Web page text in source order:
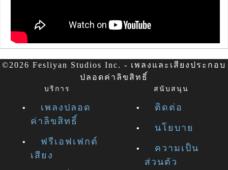
©2026 Fesliyan Studios Inc. - เพลงและเสียงประกอบ
ปลอดค่าลิขสิทธิ์
บริการ
เพลงปลอด
ค่าลิขสิทธิ์
ฟรีเอฟเฟกต์
เสียง
สนับสนุน
ติดต่อ
นโยบาย
ความเป็น
ส่วนตัว